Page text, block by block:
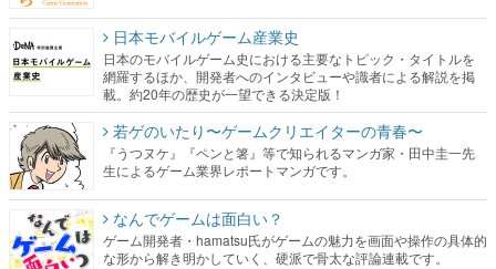
日本モバイルゲーム産業史
日本のモバイルゲーム史における主要なトピック・タイトルを
網羅するほか、開発者へのインタビューや識者による解説を掲
載。約20年の歴史が一望できる決定版！
若ゲのいたり〜ゲームクリエイターの青春〜
『うつヌケ』『ペンと箸』等で知られるマンガ家・田中圭一先
生によるゲーム業界レポートマンガです。
なんでゲームは面白い？
ゲーム開発者・hamatsu氏がゲームの魅力を画面や操作の具体的
な形から解き明かしていく、硬派で骨太な評論連載です。